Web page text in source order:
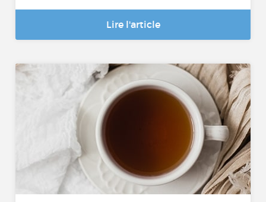
Lire l'article